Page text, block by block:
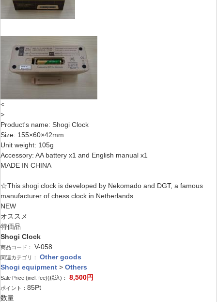
<
>
Product's name: Shogi Clock
Size: 155×60×42mm
Unit weight: 105g
Accessory: AA battery x1 and English manual x1
MADE IN CHINA
☆This shogi clock is developed by Nekomado and DGT, a famous
manufacturer of chess clock in Netherlands.
NEW
オススメ
特価品
Shogi Clock
商品コード： V-058
関連カテゴリ：
Other goods
Shogi equipment > Others
Sale Price (incl. fee)(税込)： 8,500円
ポイント： 85Pt
数量